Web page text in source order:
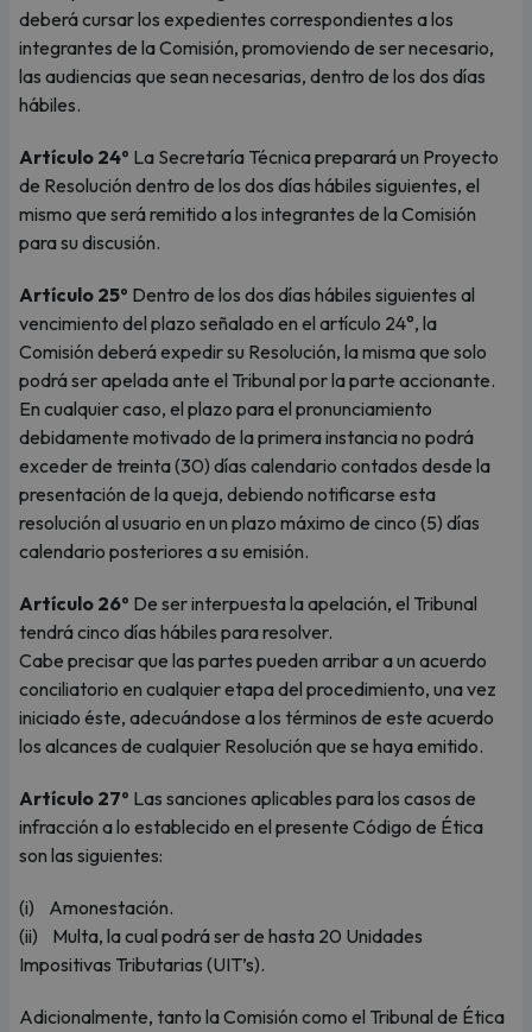
deberá cursar los expedientes correspondientes a los
integrantes de la Comisión, promoviendo de ser necesario,
las audiencias que sean necesarias, dentro de los dos días
hábiles.
Artículo 24º La Secretaría Técnica preparará un Proyecto
de Resolución dentro de los dos días hábiles siguientes, el
mismo que será remitido a los integrantes de la Comisión
para su discusión.
Artículo 25º Dentro de los dos días hábiles siguientes al
vencimiento del plazo señalado en el artículo 24°, la
Comisión deberá expedir su Resolución, la misma que solo
podrá ser apelada ante el Tribunal por la parte accionante.
En cualquier caso, el plazo para el pronunciamiento
debidamente motivado de la primera instancia no podrá
exceder de treinta (30) días calendario contados desde la
presentación de la queja, debiendo notificarse esta
resolución al usuario en un plazo máximo de cinco (5) días
calendario posteriores a su emisión.
Artículo 26º De ser interpuesta la apelación, el Tribunal
tendrá cinco días hábiles para resolver.
Cabe precisar que las partes pueden arribar a un acuerdo
conciliatorio en cualquier etapa del procedimiento, una vez
iniciado éste, adecuándose a los términos de este acuerdo
los alcances de cualquier Resolución que se haya emitido.
Artículo 27º Las sanciones aplicables para los casos de
infracción a lo establecido en el presente Código de Ética
son las siguientes:
(i) Amonestación.
(ii) Multa, la cual podrá ser de hasta 20 Unidades
Impositivas Tributarias (UIT’s).
Adicionalmente, tanto la Comisión como el Tribunal de Ética